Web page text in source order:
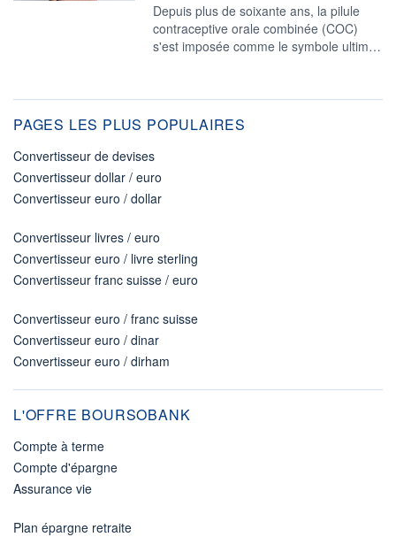
Depuis plus de soixante ans, la pilule
contraceptive orale combinée (COC)
s'est imposée comme le symbole ultim…
PAGES LES PLUS POPULAIRES
Convertisseur de devises
Convertisseur dollar / euro
Convertisseur euro / dollar
Convertisseur livres / euro
Convertisseur euro / livre sterling
Convertisseur franc suisse / euro
Convertisseur euro / franc suisse
Convertisseur euro / dinar
Convertisseur euro / dirham
L'OFFRE BOURSOBANK
Compte à terme
Compte d'épargne
Assurance vie
Plan épargne retraite